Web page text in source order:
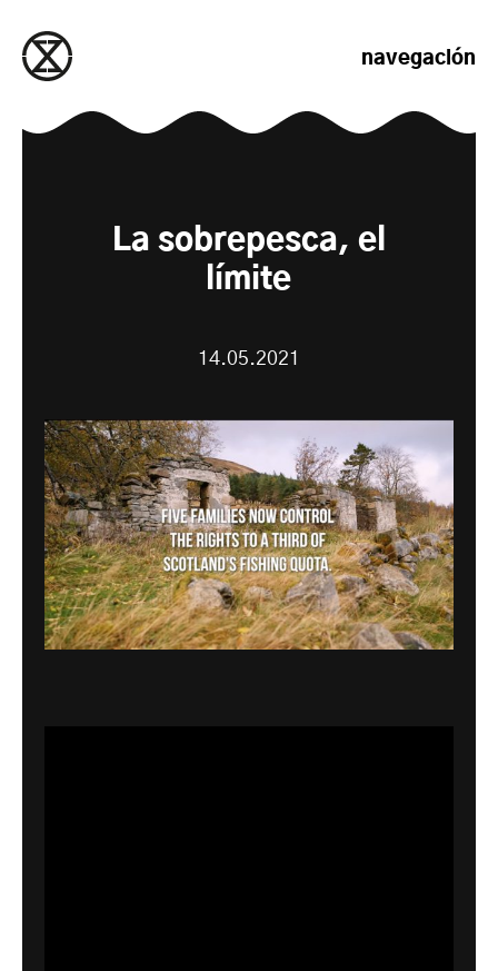
navegación
La sobrepesca, el
límite
14.05.2021